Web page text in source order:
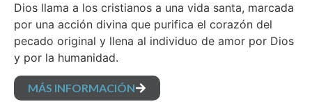
Dios llama a los cristianos a una vida santa, marcada
por una acción divina que purifica el corazón del
pecado original y llena al individuo de amor por Dios
y por la humanidad.
MÁS INFORMACIÓN